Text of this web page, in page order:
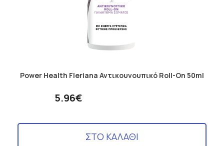
Power Health Fleriana Αντικουνουπικό Roll-On 50ml
5.96€
ΣΤΟ ΚΑΛΑΘΙ